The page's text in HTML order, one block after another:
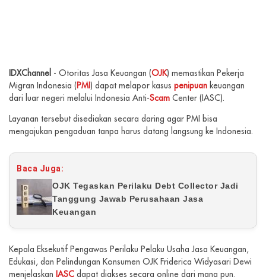
IDXChannel - Otoritas Jasa Keuangan (OJK) memastikan Pekerja
Migran Indonesia (PMI) dapat melapor kasus penipuan keuangan
dari luar negeri melalui Indonesia Anti-Scam Center (IASC).
Layanan tersebut disediakan secara daring agar PMI bisa
mengajukan pengaduan tanpa harus datang langsung ke Indonesia.
Baca Juga:
OJK Tegaskan Perilaku Debt Collector Jadi
Tanggung Jawab Perusahaan Jasa
Keuangan
Kepala Eksekutif Pengawas Perilaku Pelaku Usaha Jasa Keuangan,
Edukasi, dan Pelindungan Konsumen OJK Friderica Widyasari Dewi
menjelaskan IASC dapat diakses secara online dari mana pun.